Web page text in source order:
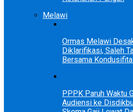
Melawi
Ormas Melawi
Diklarifikasi, Saleh
Bersama
PPPK Paruh Waktu
Audiensi ke